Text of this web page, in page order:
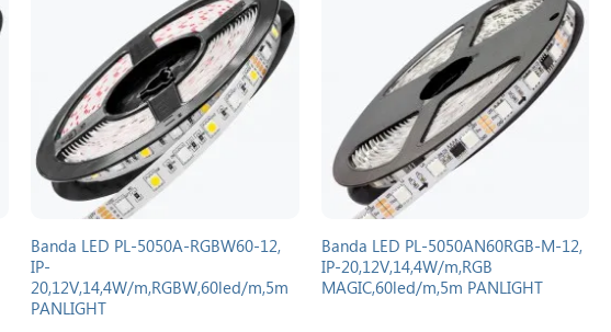
Banda LED PL-5050A-RGBW60-12,
IP-
20,12V,14,4W/m,RGBW,60led/m,5m
PANLIGHT
Banda LED PL-5050AN60RGB-M-12,
IP-20,12V,14,4W/m,RGB
MAGIC,60led/m,5m PANLIGHT